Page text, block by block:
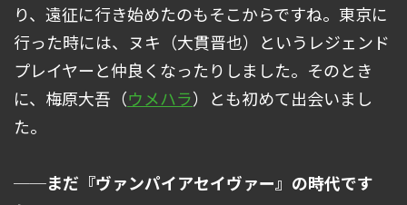
り、遠征に行き始めたのもそこからですね。東京に
行った時には、ヌキ（大貫晋也）というレジェンド
プレイヤーと仲良くなったりしました。そのとき
に、梅原大吾（ウメハラ）とも初めて出会いまし
た。
──まだ『ヴァンパイアセイヴァー』の時代です